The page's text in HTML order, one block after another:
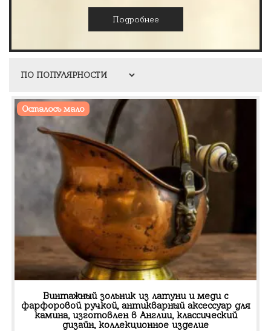
Подробнее
Осталось мало
Винтажный зольник из латуни и меди с
фарфоровой ручкой, антикварный аксессуар для
камина, изготовлен в Англии, классический
дизайн, коллекционное изделие